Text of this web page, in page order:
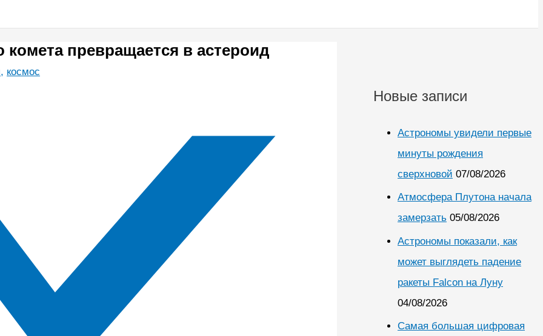
превращается в астероид
, космос
Новые записи
Астрономы увидели первые
минуты рождения
сверхновой 07/08/2026
Атмосфера Плутона начала
замерзать 05/08/2026
Астрономы показали, как
может выглядеть падение
ракеты Falcon на Луну
04/08/2026
Самая большая цифровая